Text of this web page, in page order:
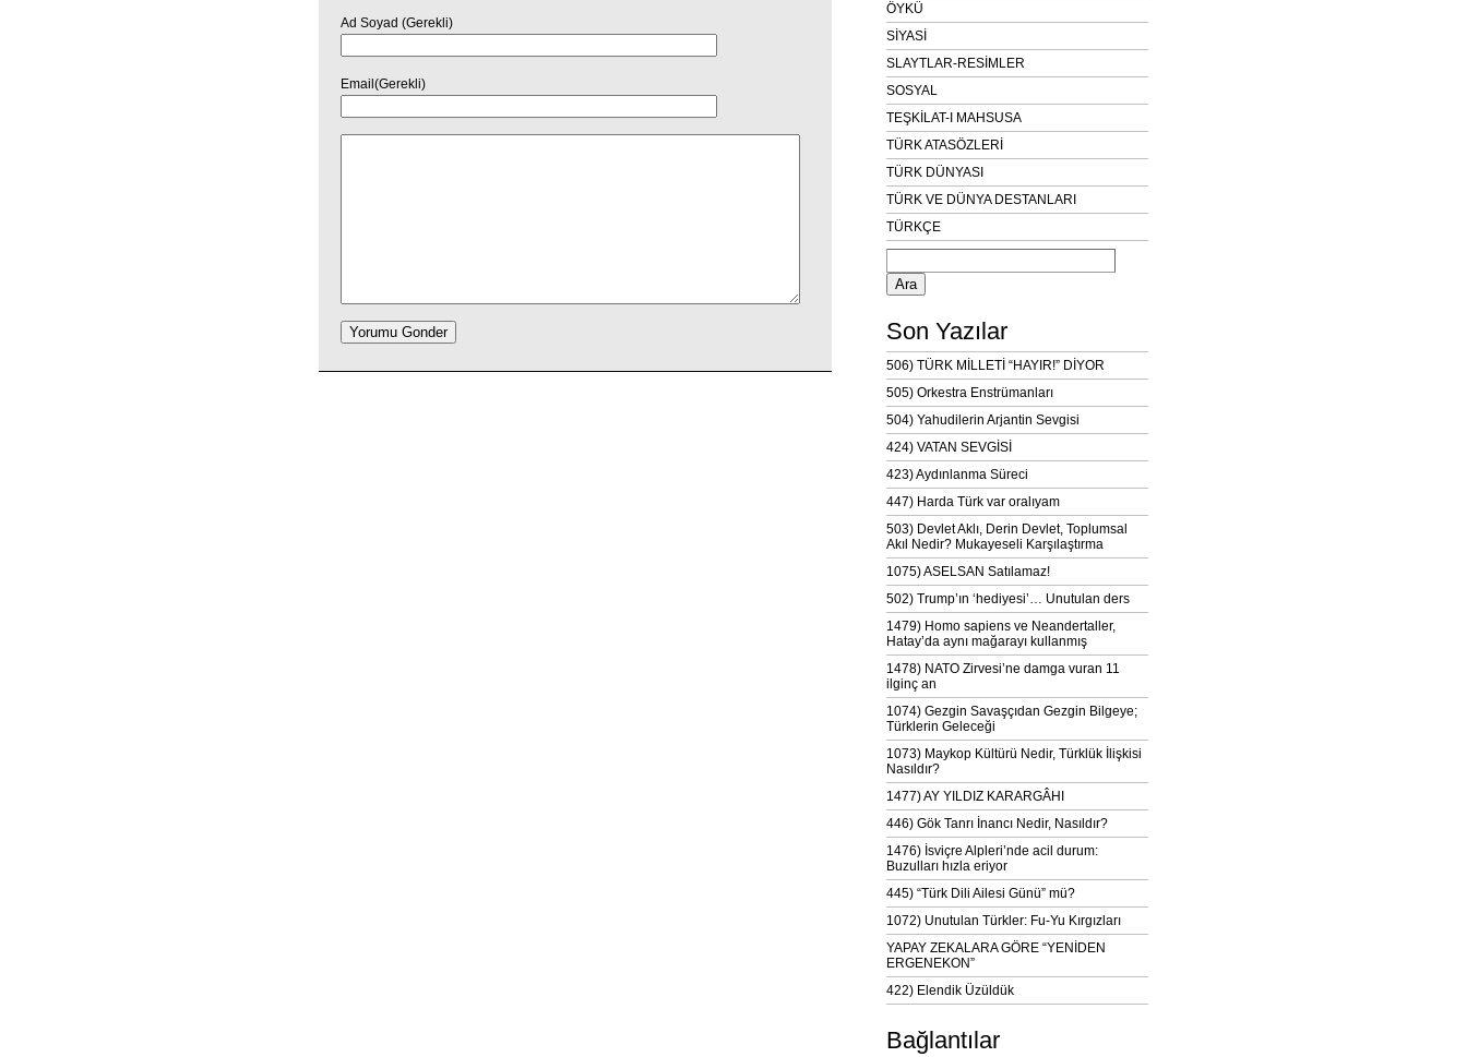
Ad Soyad (Gerekli)
Email(Gerekli)
ÖYKÜ
SİYASİ
SLAYTLAR-RESİMLER
SOSYAL
TEŞKİLAT-I MAHSUSA
TÜRK ATASÖZLERİ
TÜRK DÜNYASI
TÜRK VE DÜNYA DESTANLARI
TÜRKÇE
Arama:
Son Yazılar
506) TÜRK MİLLETİ “HAYIR!” DİYOR
505) Orkestra Enstrümanları
504) Yahudilerin Arjantin Sevgisi
424) VATAN SEVGİSİ
423) Aydınlanma Süreci
447) Harda Türk var oralıyam
503) Devlet Aklı, Derin Devlet, Toplumsal
Akıl Nedir? Mukayeseli Karşılaştırma
1075) ASELSAN Satılamaz!
502) Trump’ın ‘hediyesi’… Unutulan ders
1479) Homo sapiens ve Neandertaller,
Hatay’da aynı mağarayı kullanmış
1478) NATO Zirvesi’ne damga vuran 11
ilginç an
1074) Gezgin Savaşçıdan Gezgin Bilgeye;
Türklerin Geleceği
1073) Maykop Kültürü Nedir, Türklük İlişkisi
Nasıldır?
1477) AY YILDIZ KARARGÂHI
446) Gök Tanrı İnancı Nedir, Nasıldır?
1476) İsviçre Alpleri’nde acil durum:
Buzulları hızla eriyor
445) “Türk Dili Ailesi Günü” mü?
1072) Unutulan Türkler: Fu-Yu Kırgızları
YAPAY ZEKALARA GÖRE “YENİDEN
ERGENEKON”
422) Elendik Üzüldük
Bağlantılar